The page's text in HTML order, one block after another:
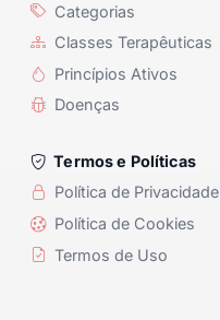
Categorias
Classes Terapêuticas
Princípios Ativos
Doenças
Termos e Políticas
Política de Privacidade
Política de Cookies
Termos de Uso